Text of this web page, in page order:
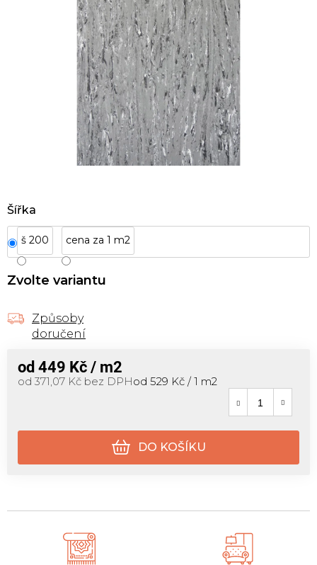
Šířka
š 200 cena za 1 m2
Zvolte variantu
Způsoby
doručení
od 449 Kč / m2
od 371,07 Kč bez DPHMěrná cena:
od 529 Kč / 1 m2
DO KOŠÍKU